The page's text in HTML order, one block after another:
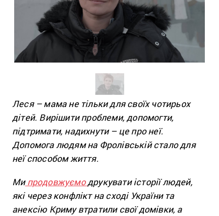
Леся – мама не тільки для своїх чотирьох
дітей. Вирішити проблеми, допомогти,
підтримати, надихнути – це про неї.
Допомога людям на Фролівській стало для
неї способом життя.
Мипродовжуємодрукувати історії людей,
які через конфлікт на сході України та
анексію Криму втратили свої домівки, а